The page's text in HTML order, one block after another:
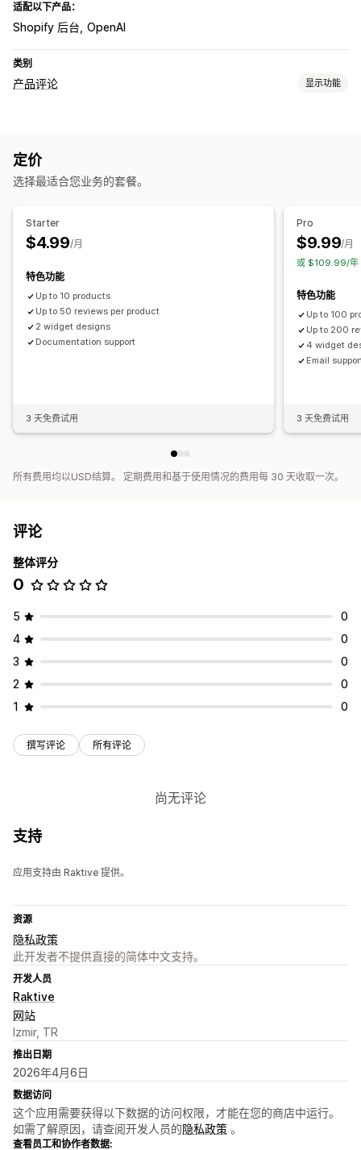
适配以下产品：
Shopify 后台 OpenAI
类别
产品评论 显示功能
标签或侧边栏
定价
选择最适合您业务的套餐。
Starter
$4.99/月
特色功能
Up to 10 products
Up to 50 reviews per product
2 widget designs
Documentation support
3 天免费试用
Pro
$9.99/月
或 $109.99/年
特色功能
Up to 100
Up to 200
4 widget
Email
3 天免费试用
所有费用均以USD结算。 定期费用和基于使用情况的费用每 30 天收取一次。
评论
整体评分
0
5
0
4
0
3
0
2
0
1
0
撰写评论 所有评论
尚无评论
支持
应用支持由 Raktive 提供。
资源
隐私政策
此开发者不提供直接的简体中文支持。
开发人员
Raktive
网站
Izmir, TR
推出日期
2026年4月6日
数据访问
这个应用需要获得以下数据的访问权限，才能在您的商店中运行。
如需了解原因，请查阅开发人员的隐私政策 。
查看员工和协作者数据: